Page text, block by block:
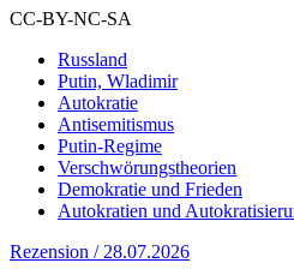
CC-BY-NC-SA
Russland
Putin, Wladimir
Autokratie
Antisemitismus
Putin-Regime
Verschwörungstheorien
Demokratie und Frieden
Autokratien und
Rezension / 28.07.2026